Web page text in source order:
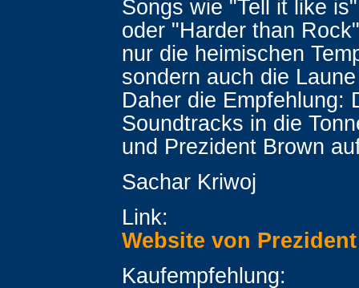
Songs wie "Tell it like
oder "Harder than
nur die heimischen
sondern auch die
Daher die Empfehlung:
Soundtracks in die
und Prezident Brown
Sachar Kriwoj
Link:
Website von
Kaufempfehlung: